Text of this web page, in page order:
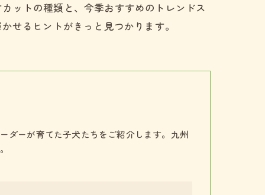
ットの種類と、今季おすすめのトレンドス
せるヒントがきっと見つかります。
ダーが育てた子犬たちをご紹介します。九州